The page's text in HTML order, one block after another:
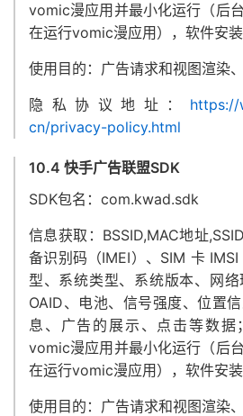
vomic漫应用并最小化运行（后
在运行vomic漫应用），软件安
使用目的：广告请求和视图渲染
隐私协议地址： https://
cn/privacy-policy.html
10.4 快手广告联盟SDK
SDK包名：com.kwad.sdk
信息获取：BSSID,MAC地址
备识别码（IMEI）、SIM 卡
型、系统类型、系统版本、网络
OAID、电池、信号强度、位置
息、广告的展示、点击等数据
vomic漫应用并最小化运行（后
在运行vomic漫应用），软件安
使用目的：广告请求和视图渲染